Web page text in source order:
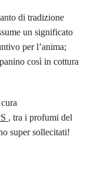
di tradizione
un significato
per l’anima;
così in cottura
, tra i profumi del
super sollecitati!